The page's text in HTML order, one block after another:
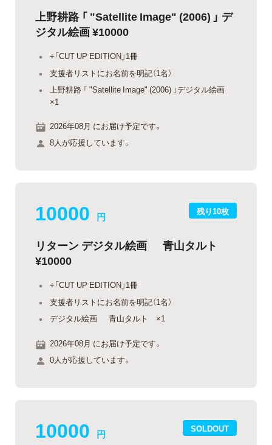
上野耕路 「 "Satellite Image" (2006) 」 デ
ジタル絵画 ¥10000
+「CUT UP EDITION」1冊
支援者リストにお名前を明記（1名）
上野耕路 「 "Satellite Image" (2006) 」デジタル絵画
×1
2026年08月 にお届け予定です。
8人が応援しています。
残り10枚
10000 円
リターン デジタル絵画 青山タルト
¥10000
+「CUT UP EDITION」1冊
支援者リストにお名前を明記（1名）
デジタル絵画 青山タルト ×1
2026年08月 にお届け予定です。
0人が応援しています。
SOLDOUT
10000 円